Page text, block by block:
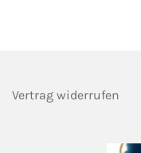
Vertrag widerrufen